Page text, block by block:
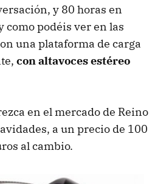
y 80 horas en
como podéis ver en las
una plataforma de carga
con altavoces estéreo
en el mercado de Reino
a un precio de 100
al cambio.